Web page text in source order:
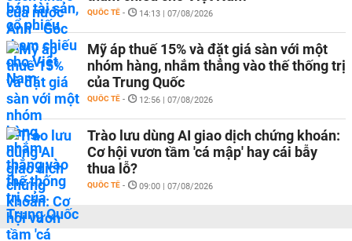
QUỐC TẾ - 14:13 | 07/08/2026
Mỹ áp thuế 15% và đặt giá sàn với một
nhóm hàng, nhắm thẳng vào thế thống trị
của Trung Quốc
QUỐC TẾ - 12:56 | 07/08/2026
Trào lưu dùng AI giao dịch chứng khoán:
Cơ hội vươn tầm 'cá mập' hay cái bẫy
thua lỗ?
QUỐC TẾ - 09:00 | 07/08/2026